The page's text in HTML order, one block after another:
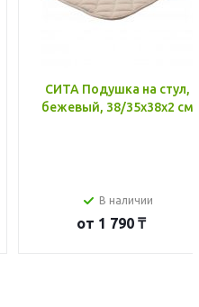
СИТА Подушка на стул,
бежевый, 38/35x38x2 см
В наличии
от 1 790 ₸